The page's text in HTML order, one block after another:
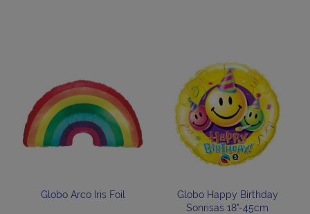
Globo Arco Iris Foil
Globo Happy Birthday
Sonrisas 18"-45cm